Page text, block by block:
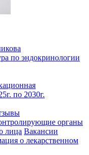
по эндокринологии
по 2030г.
органы
лица Вакансии
о лекарственном